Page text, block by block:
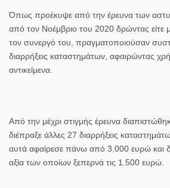
Όπως προέκυψε από την έρευνα των
από τον Νοέμβριο του 2020 δρώντας είτε
τον συνεργό του, πραγματοποιούσαν
διαρρήξεις καταστημάτων, αφαιρώντας
αντικείμενα.
Από την μέχρι στιγμής έρευνα
διέπραξε άλλες 27 διαρρήξεις
αυτά αφαίρεσε πάνω από 3.000 ευρώ και
αξία των οποίων ξεπερνά τις 1.500 ευρώ.